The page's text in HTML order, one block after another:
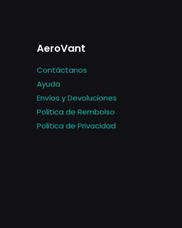
AeroVant
Contáctanos
Ayuda
Envíos y Devoluciones
Politica de Rembolso
Politica de Privacidad